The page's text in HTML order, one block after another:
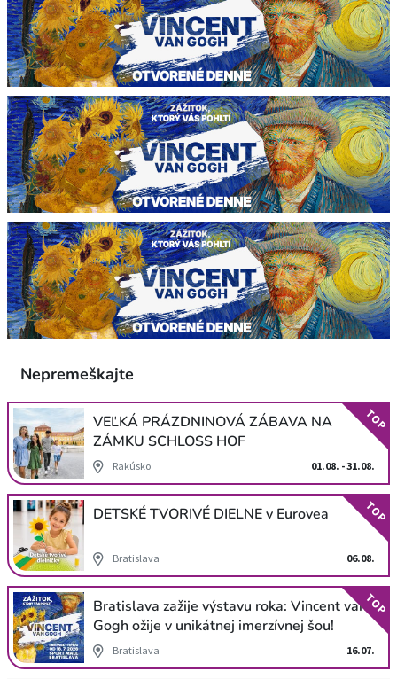
Nepremeškajte
VEĽKÁ PRÁZDNINOVÁ ZÁBAVA NA
ZÁMKU SCHLOSS HOF
Rakúsko 01.08. - 31.08.
TOP
DETSKÉ TVORIVÉ DIELNE v Eurovea
Bratislava 06.08.
TOP
Bratislava zažije výstavu roka: Vincent van
Gogh ožije v unikátnej imerzívnej šou!
Bratislava 16.07.
TOP